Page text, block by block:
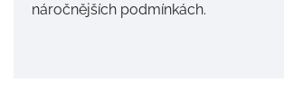
náročnějších podmínkách.